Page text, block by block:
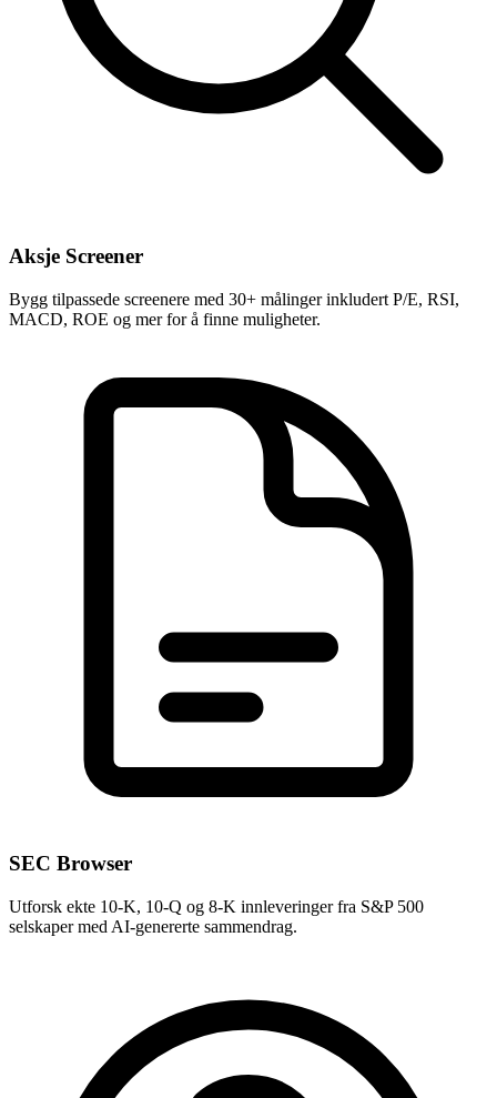
Aksje Screener
Bygg tilpassede screenere med 30+ målinger inkludert P/E, RSI,
MACD, ROE og mer for å finne muligheter.
SEC Browser
Utforsk ekte 10-K, 10-Q og 8-K innleveringer fra S&P 500
selskaper med AI-genererte sammendrag.